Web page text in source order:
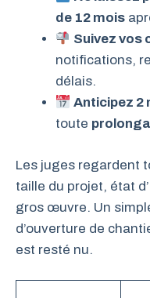
de 12 mois
Suivez vos
notifications,
délais.
Anticipez 2
toute
Les juges regardent
taille du projet, état
gros œuvre. Un
d’ouverture de
est resté nu.